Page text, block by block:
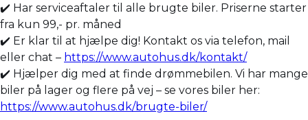
✔️ Har serviceaftaler til alle brugte biler. Priserne starter
fra kun 99,- pr. måned
✔️ Er klar til at hjælpe dig! Kontakt os via telefon, mail
eller chat – https://www.autohus.dk/kontakt/
✔️ Hjælper dig med at finde drømmebilen. Vi har mange
biler på lager og flere på vej – se vores biler her:
https://www.autohus.dk/brugte-biler/